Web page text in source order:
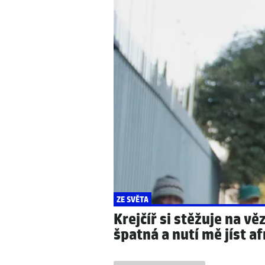
Jiří Krampol (†87)
lhářích a
DNA pomohla
stala před 15 lety
ZE SVĚTA
Krejčíř si stěžuje na
špatná a nutí mě jíst